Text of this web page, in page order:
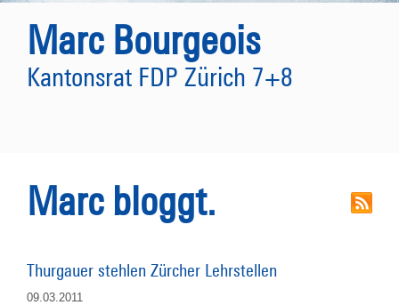
Marc Bourgeois
Kantonsrat FDP Zürich 7+8
Marc bloggt.
Thurgauer stehlen Zürcher Lehrstellen
09.03.2011